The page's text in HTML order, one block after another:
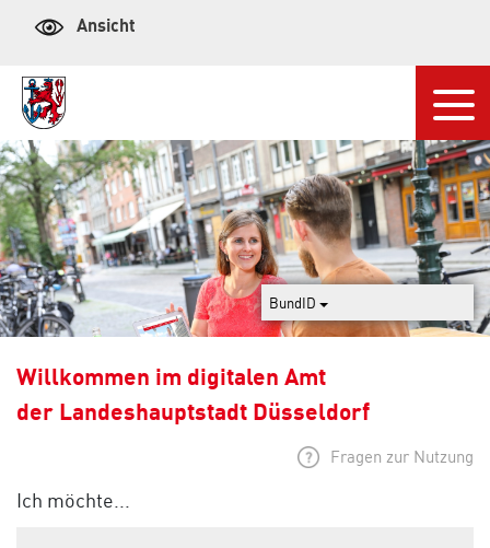
Ansicht
BundID
Willkommen im digitalen Amt
der Landeshauptstadt Düsseldorf
Fragen zur Nutzung
Ich möchte...